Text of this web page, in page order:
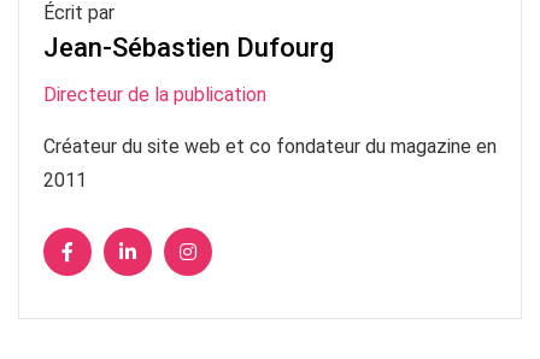
Écrit par
Jean-Sébastien Dufourg
Directeur de la publication
Créateur du site web et co fondateur du magazine en
2011